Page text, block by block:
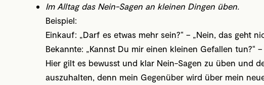
Im Alltag das Nein-Sagen an kleinen Dingen üben.
Beispiel:
Einkauf: „Darf es etwas mehr sein?“ – „Nein, das geht
Bekannte: „Kannst Du mir einen kleinen Gefallen tun?“
Hier gilt es bewusst und klar Nein-Sagen zu üben und
auszuhalten, denn mein Gegenüber wird über mein